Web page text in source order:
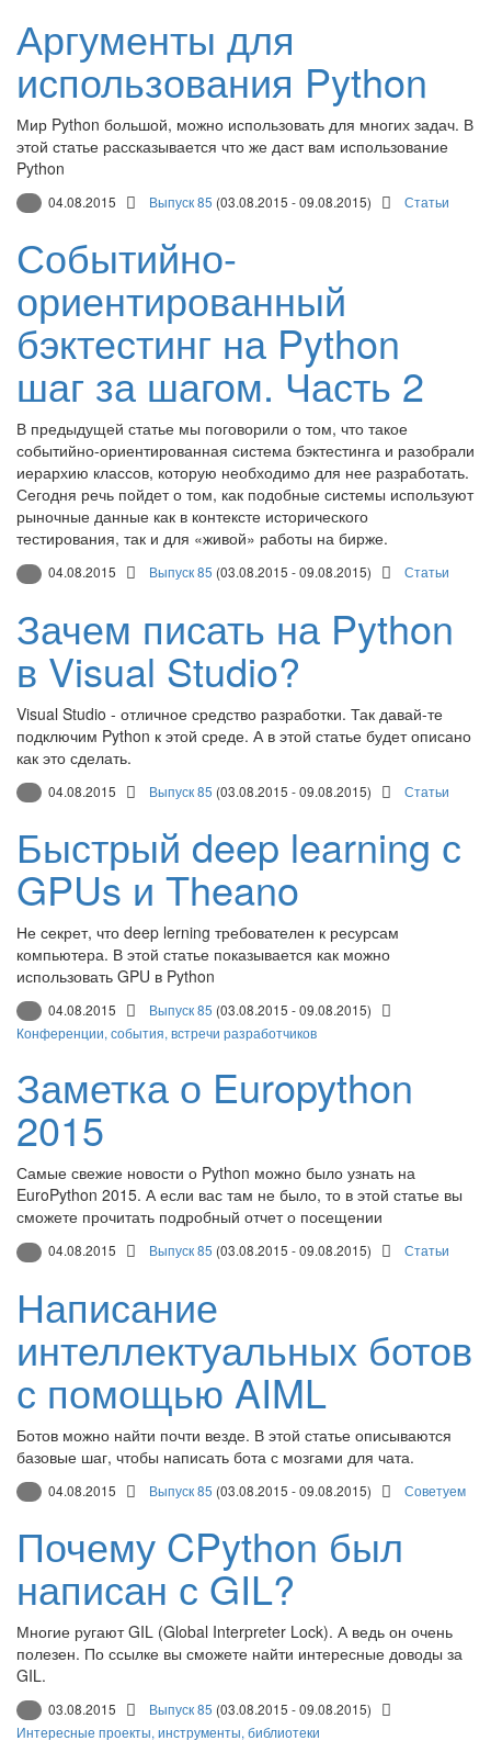
Аргументы для
использования Python
Мир Python большой, можно использовать для многих задач. В
этой статье рассказывается что же даст вам использование
Python
04.08.2015 Выпуск 85 (03.08.2015 - 09.08.2015) Статьи
Событийно-
ориентированный
бэктестинг на Python
шаг за шагом. Часть 2
В предыдущей статье мы поговорили о том, что такое
событийно-ориентированная система бэктестинга и разобрали
иерархию классов, которую необходимо для нее разработать.
Сегодня речь пойдет о том, как подобные системы используют
рыночные данные как в контексте исторического
тестирования, так и для «живой» работы на бирже.
04.08.2015 Выпуск 85 (03.08.2015 - 09.08.2015) Статьи
Зачем писать на Python
в Visual Studio?
Visual Studio - отличное средство разработки. Так давай-те
подключим Python к этой среде. А в этой статье будет описано
как это сделать.
04.08.2015 Выпуск 85 (03.08.2015 - 09.08.2015) Статьи
Быстрый deep learning с
GPUs и Theano
Не секрет, что deep lerning требователен к ресурсам
компьютера. В этой статье показывается как можно
использовать GPU в Python
04.08.2015 Выпуск 85 (03.08.2015 - 09.08.2015)
Конференции, события, встречи разработчиков
Заметка о Europython
2015
Самые свежие новости о Python можно было узнать на
EuroPython 2015. А если вас там не было, то в этой статье вы
сможете прочитать подробный отчет о посещении
04.08.2015 Выпуск 85 (03.08.2015 - 09.08.2015) Статьи
Написание
интеллектуальных ботов
с помощью AIML
Ботов можно найти почти везде. В этой статье описываются
базовые шаг, чтобы написать бота с мозгами для чата.
04.08.2015 Выпуск 85 (03.08.2015 - 09.08.2015) Советуем
Почему CPython был
написан с GIL?
Многие ругают GIL (Global Interpreter Lock). А ведь он очень
полезен. По ссылке вы сможете найти интересные доводы за
GIL.
03.08.2015 Выпуск 85 (03.08.2015 - 09.08.2015)
Интересные проекты, инструменты, библиотеки